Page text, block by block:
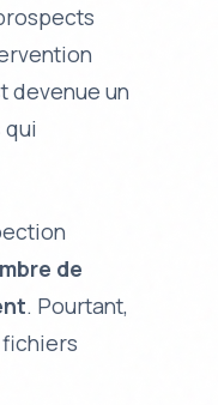
devenue un
de
. Pourtant,